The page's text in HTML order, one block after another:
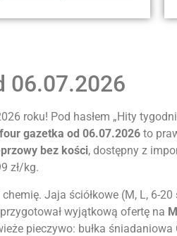
06.07.2026
roku! Pod hasłem „Hity
gazetka od 06.07.2026 to
bez kości, dostępny z
zł/kg.
Jaja ściółkowe (M, L, 6-
wyjątkową ofertę na
pieczywo: bułka